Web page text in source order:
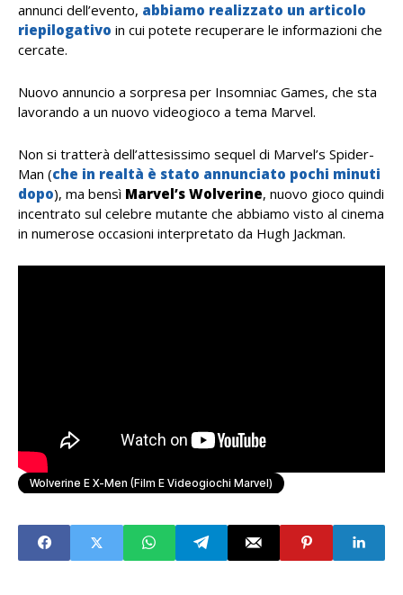
annunci dell’evento, abbiamo realizzato un articolo
riepilogativo in cui potete recuperare le informazioni che
cercate.
Nuovo annuncio a sorpresa per Insomniac Games, che sta
lavorando a un nuovo videogioco a tema Marvel.
Non si tratterà dell’attesissimo sequel di Marvel’s Spider-
Man (che in realtà è stato annunciato pochi minuti
dopo), ma bensì Marvel’s Wolverine, nuovo gioco quindi
incentrato sul celebre mutante che abbiamo visto al cinema
in numerose occasioni interpretato da Hugh Jackman.
Wolverine E X-Men (Film E Videogiochi Marvel)